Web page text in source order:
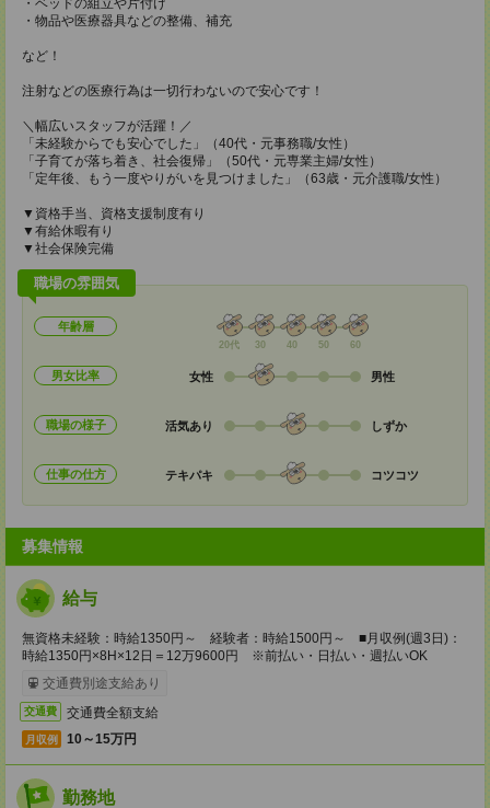
・ベッドの組立や片付け
・物品や医療器具などの整備、補充
など！
注射などの医療行為は一切行わないので安心です！
＼幅広いスタッフが活躍！／
「未経験からでも安心でした」（40代・元事務職/女性）
「子育てが落ち着き、社会復帰」（50代・元専業主婦/女性）
「定年後、もう一度やりがいを見つけました」（63歳・元介護職/女性）
▼資格手当、資格支援制度有り
▼有給休暇有り
▼社会保険完備
職場の雰囲気
年齢層
20代 30 40 50 60
男女比率 女性 男性
職場の様子 活気あり しずか
仕事の仕方 テキパキ コツコツ
募集情報
給与
無資格未経験：時給1350円～ 経験者：時給1500円～ ■月収例(週3日)：
時給1350円×8H×12日＝12万9600円 ※前払い・日払い・週払いOK
交通費別途支給あり
交通費 交通費全額支給
月収例 10～15万円
勤務地